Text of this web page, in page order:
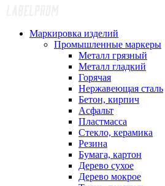
Маркировка изделий
Промышленные маркеры
Металл грязный
Металл гладкий
Горячая
Нержавеющая сталь
Бетон, кирпич
Асфальт
Пластмасса
Стекло, керамика
Резина
Бумага, картон
Дерево сухое
Дерево мокрое